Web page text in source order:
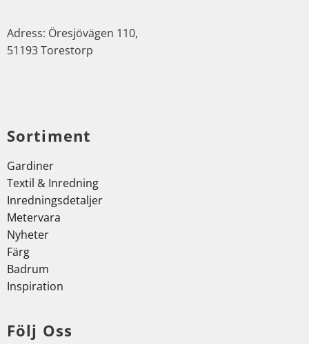
Adress: Öresjövägen 110,
51193 Torestorp
Sortiment
Gardiner
Textil & Inredning
Inredningsdetaljer
Metervara
Nyheter
Färg
Badrum
Inspiration
Följ Oss